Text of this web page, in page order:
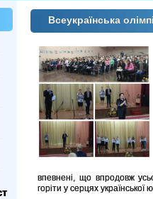
Всеукраїнська
впевнені, що впродовж
горіти у серцях української